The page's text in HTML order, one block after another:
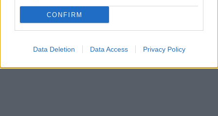
CONFIRM
Data Deletion Data Access Privacy Policy